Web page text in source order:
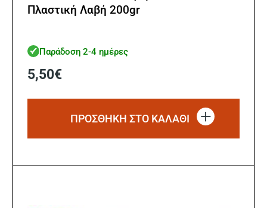
Πλαστική Λαβή 200gr
Παράδοση 2-4 ημέρες
5,50€
ΠΡΟΣΘΗΚΗ ΣΤΟ ΚΑΛΑΘΙ